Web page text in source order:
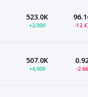
523.0K
+2,000 -
507.0K
+4,000 -